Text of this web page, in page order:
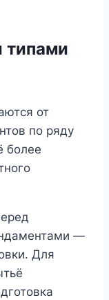
типами
от
по ряду
более
—
Для